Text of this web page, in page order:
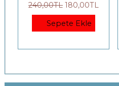
240,00TL 180,00TL
Sepete Ekle